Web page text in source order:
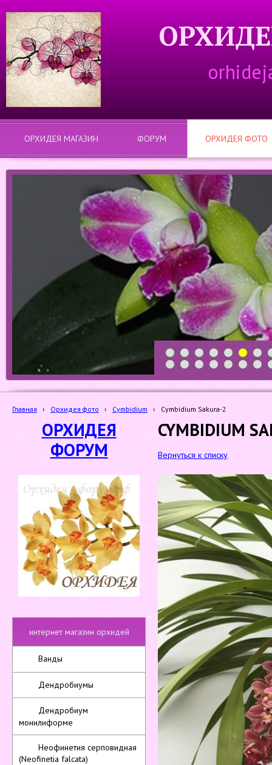
ОРХИДЕЯ МАГАЗИН ФОРУМ ОРХИДЕЯ ФОТО
1 2 3 4 5 6 7
8
19 20 21 22 23 24 25
Главная › Орхидея фото › Cymbidium › Cymbidium Sakura-2
ОРХИДЕЯ
ФОРУМ
интернет магазин орхидей
Ванды
Дендробиумы
Дендробиум
монилиформе
Неофинетия серповидная
(Neofinetia falcata)
CYMBIDIUM
Вернуться к списку